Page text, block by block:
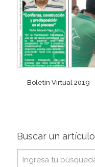
Boletín Virtual 2019
Buscar un artículo